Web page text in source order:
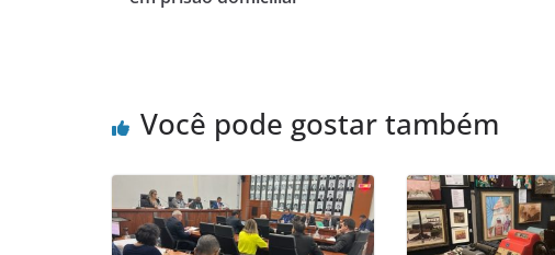
Você pode gostar também